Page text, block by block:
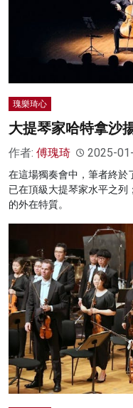
瑰樂琦心
大提琴家哈特拿沙
作者: 傅瑰琦 2025-
在這場獨奏會中，筆者終於
已在頂級大提琴家水平之列
的外在特質。